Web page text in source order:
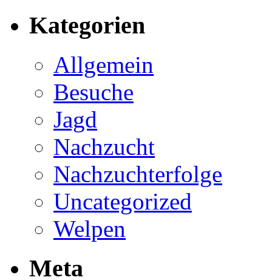
Kategorien
Allgemein
Besuche
Jagd
Nachzucht
Nachzuchterfolge
Uncategorized
Welpen
Meta